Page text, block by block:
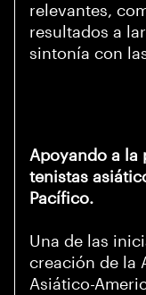
relevantes,
resultados a
sintonía con
Apoyando a la
tenistas
Pacífico.
Una de las
creación de la
Asiático-